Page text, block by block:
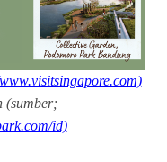
(sumber;
id)